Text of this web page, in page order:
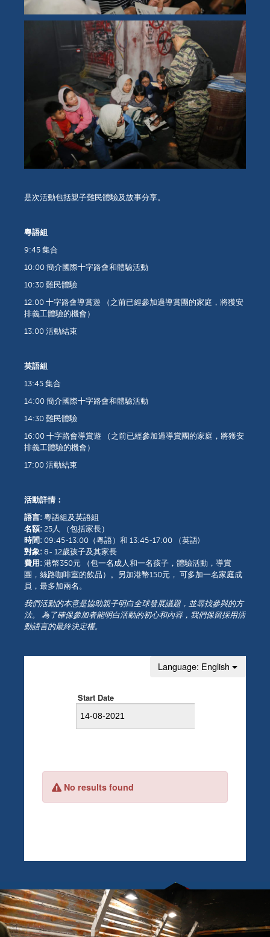
是次活動包括親子難民體驗及故事分享。
粵語組
9:45 集合
10:00 簡介國際十字路會和體驗活動
10:30 難民體驗
12:00 十字路會導賞遊 （之前已經參加過導賞團的家庭，將獲安
排義工體驗的機會）
13:00 活動結束
英語組
13:45 集合
14:00 簡介國際十字路會和體驗活動
14:30 難民體驗
16:00 十字路會導賞遊 （之前已經參加過導賞團的家庭，將獲安
排義工體驗的機會）
17:00 活動結束
活動詳情：
語言: 粵語組及英語組
名額: 25人 （包括家長）
時間: 09:45-13:00（粵語）和 13:45-17:00 （英語)
對象: 8- 12歲孩子及其家長
費用: 港幣350元 （包一名成人和一名孩子，體驗活動，導賞
團，絲路咖啡室的飲品）。另加港幣150元， 可多加一名家庭成
員，最多加兩名。
我們活動的本意是協助親子明白全球發展議題，並尋找參與的方
法。 為了確保參加者能明白活動的初心和內容，我們保留採用活
動語言的最終決定權。